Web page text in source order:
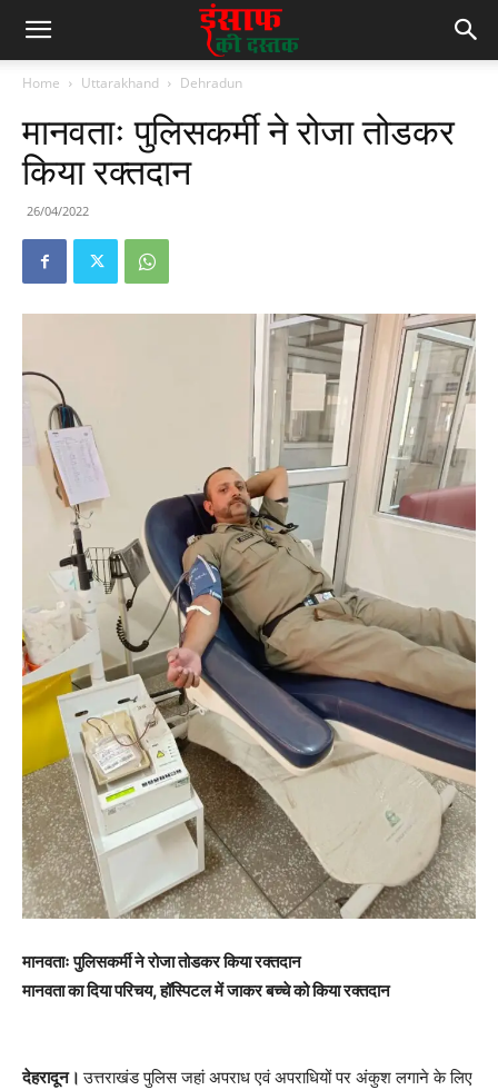
Home Uttarakhand Dehradun
मानवताः पुलिसकर्मी ने रोजा तोडकर
किया रक्तदान
26/04/2022
मानवताः पुलिसकर्मी ने रोजा तोडकर किया रक्तदान
मानवता का दिया परिचय, हॉस्पिटल में जाकर बच्चे को किया रक्तदान
देहरादून।उत्तराखंड पुलिस जहां अपराध एवं अपराधियों पर अंकुश लगाने के लिए